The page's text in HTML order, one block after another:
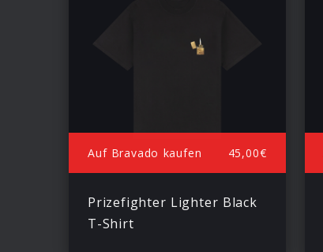
Auf Bravado kaufen 45,00€
Prizefighter Lighter Black
T-Shirt